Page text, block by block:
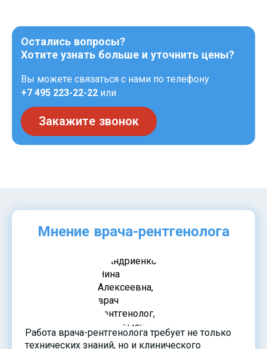
Остались вопросы?
Хотите узнать больше и уточнить цены?
Вы можете связаться с нами по телефону
+7 495 223-22-22 или
Закажите звонок
Мнение врача-рентгенолога
Работа врача-рентгенолога требует не только
технических знаний, но и клинического